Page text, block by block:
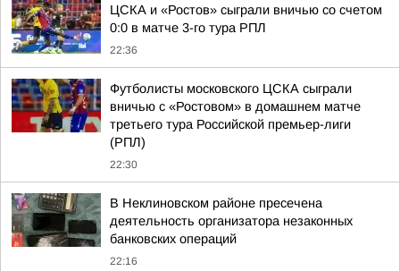
ЦСКА и «Ростов» сыграли вничью со счетом
0:0 в матче 3-го тура РПЛ
22:36
Футболисты московского ЦСКА сыграли
вничью с «Ростовом» в домашнем матче
третьего тура Российской премьер-лиги
(РПЛ)
22:30
В Неклиновском районе пресечена
деятельность организатора незаконных
банковских операций
22:16